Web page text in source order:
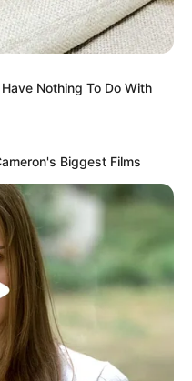
Nothing To Do With
Biggest Films